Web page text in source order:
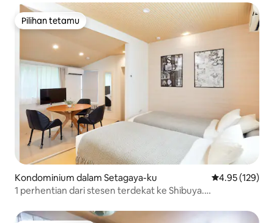
Pilihan tetamu
Pilihan tetamu
Kondominium dalam Setagaya-ku Penarafan
4.95 (129)
1 perhentian dari stesen terdekat ke Shibuya.
1DK yang bersih Mesin basuh dan pengering 30㎡ 02